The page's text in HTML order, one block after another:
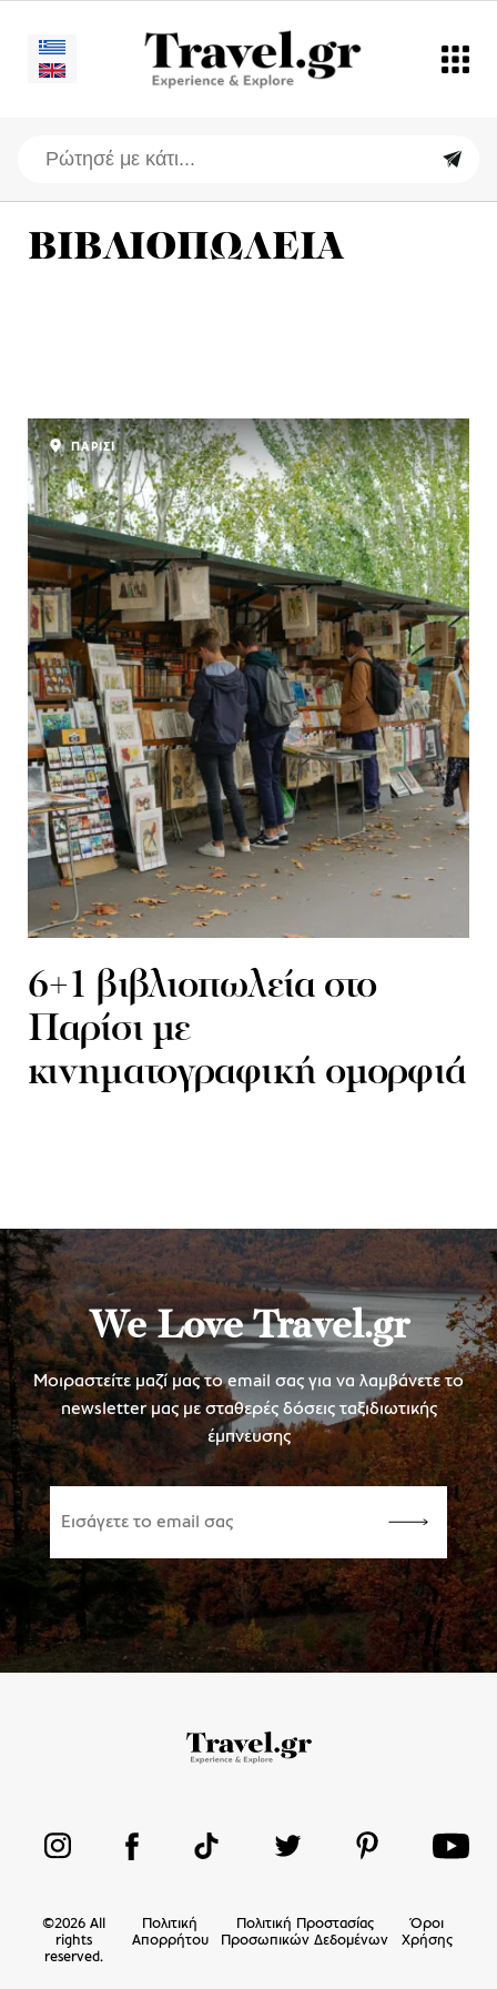
ΒΙΒΛΙΟΠΩΛΕΙΑ
6+1 βιβλιοπωλεία στο
Παρίσι με
κινηματογραφική ομορφιά
ΠΑΡΙΣΙ
We Love Travel.gr
Μοιραστείτε μαζί μας το email σας για να λαμβάνετε το
newsletter μας με σταθερές δόσεις ταξιδιωτικής
έμπνευσης
©2026 All
rights
reserved.
Πολιτική
Απορρήτου
Πολιτική Προστασίας
Προσωπικών Δεδομένων
Όροι
Χρήσης